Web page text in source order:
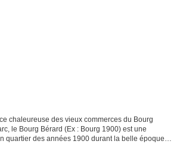
chaleureuse des vieux commerces du Bourg
le Bourg Bérard (Ex : Bourg 1900) est une
quartier des années 1900 durant la belle époque